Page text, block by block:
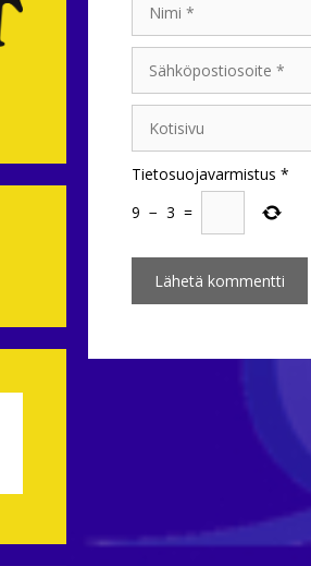
Tietosuojavarmistus *
9 − 3 =